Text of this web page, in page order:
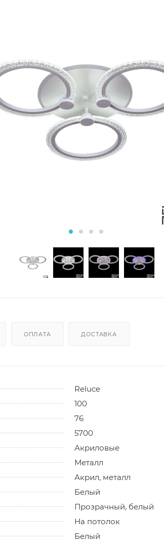
ОПЛАТА ДОСТАВКА
Reluce
100
76
5700
Акриловые
Металл
Акрил, металл
Белый
Прозрачный, белый
На потолок
Белый